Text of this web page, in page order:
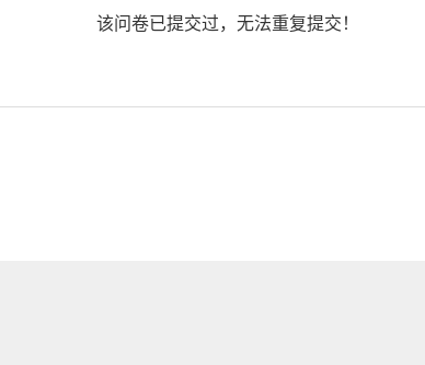
该问卷已提交过，无法重复提交！